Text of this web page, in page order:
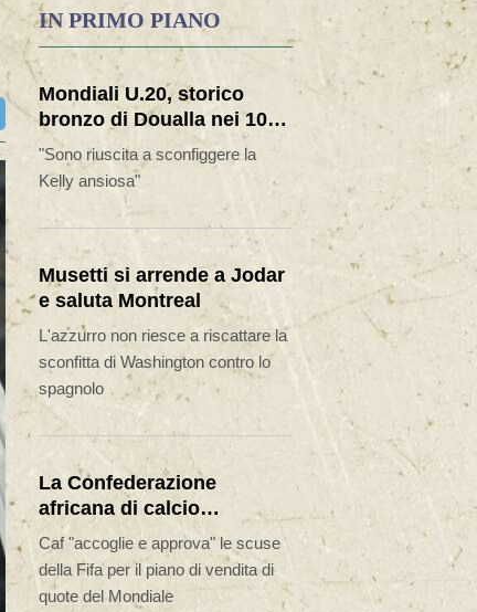
IN PRIMO PIANO
Mondiali U.20, storico
bronzo di Doualla nei 100
metri
"Sono riuscita a sconfiggere la
Kelly ansiosa"
Musetti si arrende a Jodar
e saluta Montreal
L'azzurro non riesce a riscattare la
sconfitta di Washington contro lo
spagnolo
La Confederazione
africana di calcio
riconferma il proprio
sostegno a Infantino
Caf "accoglie e approva" le scuse
della Fifa per il piano di vendita di
quote del Mondiale